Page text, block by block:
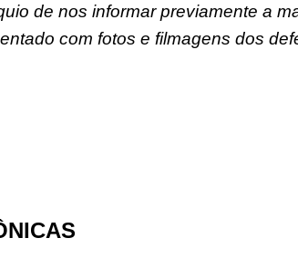
de nos informar previamente a
com fotos e filmagens dos